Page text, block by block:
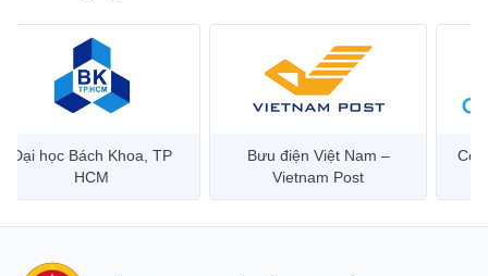
Đại học Bách Khoa, TP
HCM
Bưu điện Việt Nam –
Vietnam Post